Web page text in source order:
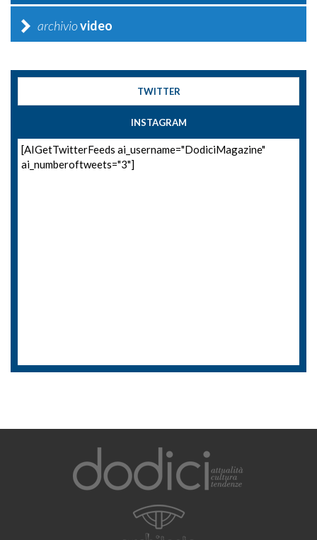
archiviovideo
TWITTER
INSTAGRAM
[AIGetTwitterFeeds ai_username="DodiciMagazine"
ai_numberoftweets="3"]